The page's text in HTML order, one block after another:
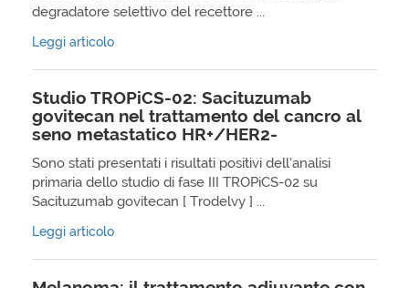
degradatore selettivo del recettore ...
Leggi articolo
Studio TROPiCS-02: Sacituzumab
govitecan nel trattamento del cancro al
seno metastatico HR+/HER2-
Sono stati presentati i risultati positivi dell’analisi
primaria dello studio di fase III TROPiCS-02 su
Sacituzumab govitecan [ Trodelvy ] ...
Leggi articolo